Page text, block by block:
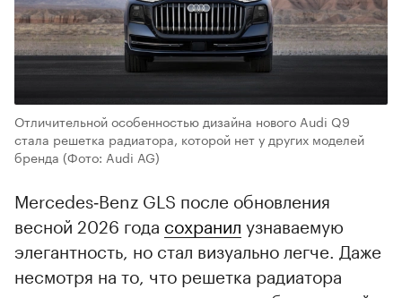
Отличительной особенностью дизайна нового Audi Q9
стала решетка радиатора, которой нет у других моделей
бренда (Фото: Audi AG)
Mercedes‑Benz GLS после обновления
весной 2026 года сохранил узнаваемую
элегантность, но стал визуально легче. Даже
несмотря на то, что решетка радиатора